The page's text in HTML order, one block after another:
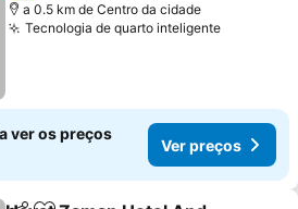
a 0.5 km de Centro da cidade
Tecnologia de quarto inteligente
ver os preços
Ver preços